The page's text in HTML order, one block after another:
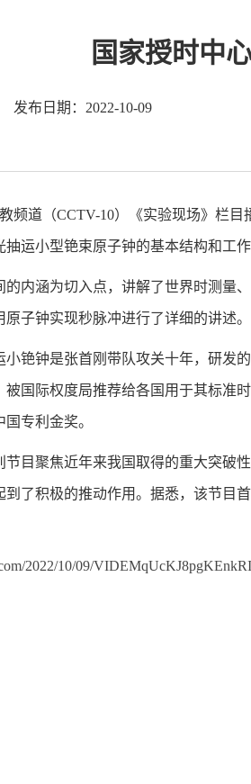
国家授时中
发布日期：2022-10-09
频道（CCTV-10）《实验现场》栏
抽运小型铯束原子钟的基本结构和工
内涵为切入点，讲解了世界时测量
原子钟实现秒脉冲进行了详细的讲述。
铯钟是张首刚带队攻关十年，研发
被国际权度局推荐给各国用于其标
国专利金奖。
节目聚焦近年来我国取得的重大突破
了积极的推动作用。据悉，该节目
2022/10/09/